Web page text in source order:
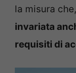
la misura
invariata
requisiti di